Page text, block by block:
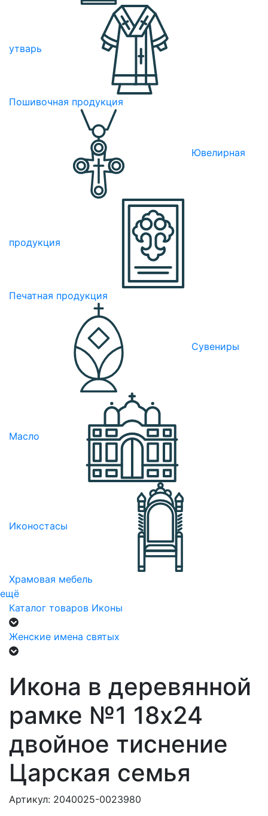
утварь
Пошивочная продукция
Ювелирная
продукция
Печатная продукция
Сувениры
Масло
Иконостасы
Храмовая мебель
ещё
Каталог товаров Иконы
Женские имена святых
Икона в деревянной
рамке №1 18х24
двойное тиснение
Царская семья
Артикул: 2040025-0023980